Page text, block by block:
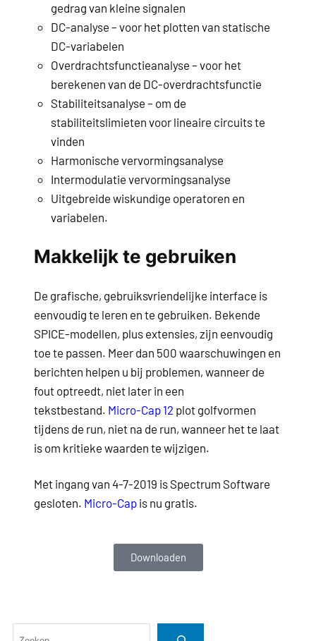
gedrag van kleine signalen
DC-analyse – voor het plotten van statische
DC-variabelen
Overdrachtsfunctieanalyse – voor het
berekenen van de DC-overdrachtsfunctie
Stabiliteitsanalyse – om de
stabiliteitslimieten voor lineaire circuits te
vinden
Harmonische vervormingsanalyse
Intermodulatie vervormingsanalyse
Uitgebreide wiskundige operatoren en
variabelen.
Makkelijk te gebruiken
De grafische, gebruiksvriendelijke interface is
eenvoudig te leren en te gebruiken. Bekende
SPICE-modellen, plus extensies, zijn eenvoudig
toe te passen. Meer dan 500 waarschuwingen en
berichten helpen u bij problemen, wanneer de
fout optreedt, niet later in een
tekstbestand. Micro-Cap 12 plot golfvormen
tijdens de run, niet na de run, wanneer het te laat
is om kritieke waarden te wijzigen.
Met ingang van 4-7-2019 is Spectrum Software
gesloten. Micro-Cap is nu gratis.
Downloaden